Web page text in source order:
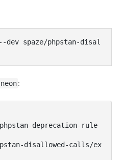
dev spaze/phpstan-disal
: